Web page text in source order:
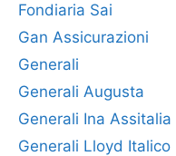
Fondiaria Sai
Gan Assicurazioni
Generali
Generali Augusta
Generali Ina Assitalia
Generali Lloyd Italico